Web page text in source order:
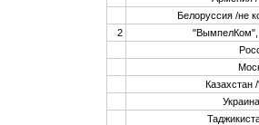
Белоруссия /не
2
"ВымпелКом",
Казахстан